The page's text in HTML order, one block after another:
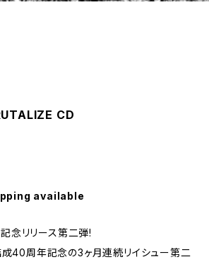
CD
available
念リリース第二弾!
40周年記念の3ヶ月連続リイシュー第二